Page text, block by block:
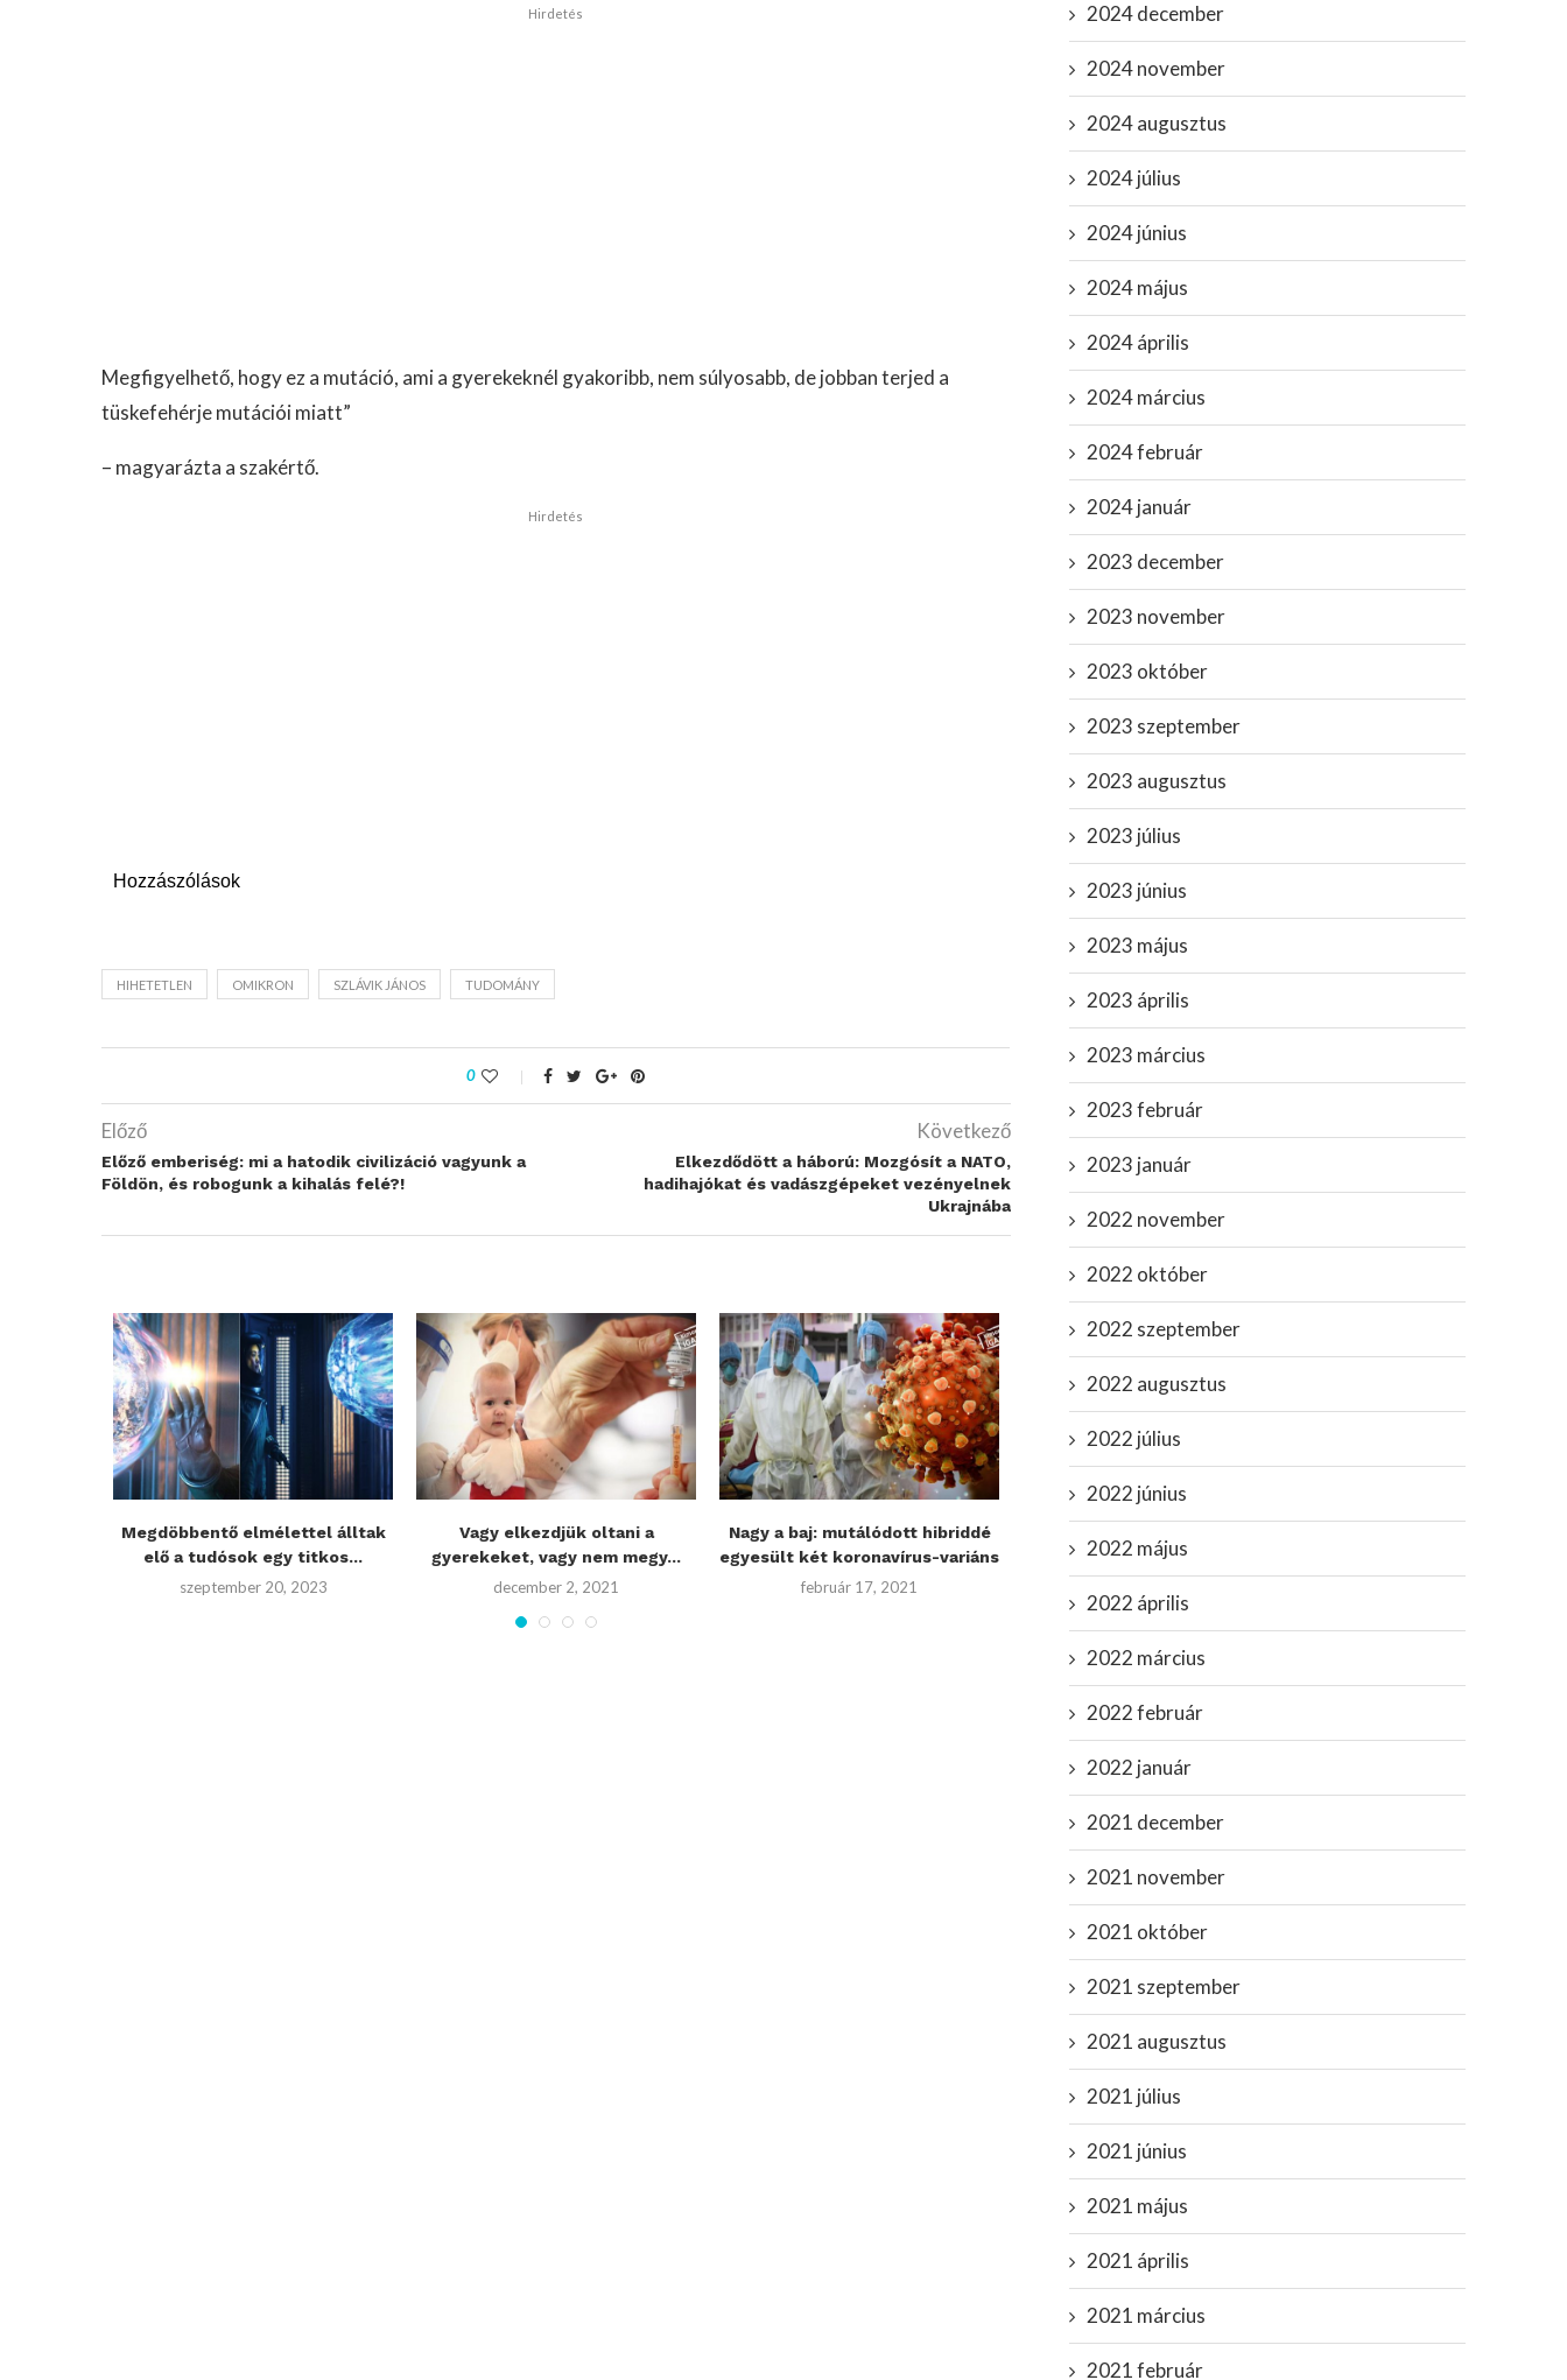
Hirdetés
Megfigyelhető, hogy ez a mutáció, ami a gyerekeknél gyakoribb, nem súlyosabb, de jobban terjed a
tüskefehérje mutációi miatt”
– magyarázta a szakértő.
Hirdetés
Hozzászólások
HIHETETLEN OMIKRON SZLÁVIK JÁNOS TUDOMÁNY
0
Előző
Előző emberiség: mi a hatodik civilizáció vagyunk a
Földön, és robogunk a kihalás felé?!
Következő
Elkezdődött a háború: Mozgósít a NATO,
hadihajókat és vadászgépeket vezényelnek
Ukrajnába
Megdöbbentő elmélettel álltak
elő a tudósok egy titkos...
szeptember 20, 2023
Vagy elkezdjük oltani a
gyerekeket, vagy nem megy...
december 2, 2021
Nagy a baj: mutálódott hibriddé
egyesült két koronavírus-variáns
február 17, 2021
istenek teremtették...
Argentínába menekült...
2024 december
2024 november
2024 augusztus
2024 július
2024 június
2024 május
2024 április
2024 március
2024 február
2024 január
2023 december
2023 november
2023 október
2023 szeptember
2023 augusztus
2023 július
2023 június
2023 május
2023 április
2023 március
2023 február
2023 január
2022 november
2022 október
2022 szeptember
2022 augusztus
2022 július
2022 június
2022 május
2022 április
2022 március
2022 február
2022 január
2021 december
2021 november
2021 október
2021 szeptember
2021 augusztus
2021 július
2021 június
2021 május
2021 április
2021 március
2021 február